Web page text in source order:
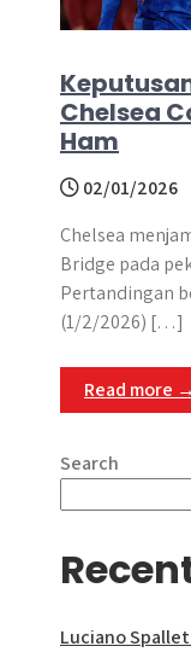
Chelsea
Ham
02/01/2026
Chelsea
Bridge pada
Pertandingan
(1/2/2026) […]
Read more →
Search
Luciano